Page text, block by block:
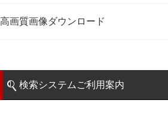
高画質画像ダウンロード
検索システムご利用案内